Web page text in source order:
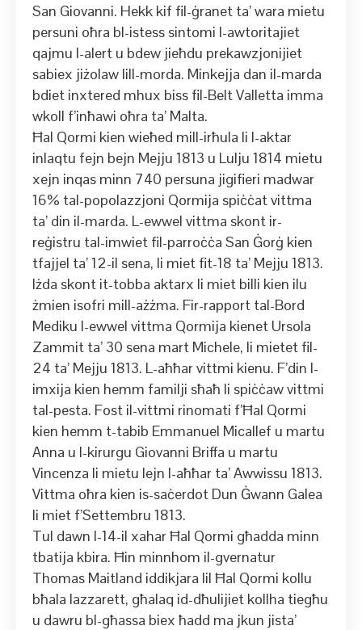
San Giovanni. Hekk kif fil-ġranet ta’ wara mietu
persuni oħra bl-istess sintomi l-awtoritajiet
qajmu l-alert u bdew jieħdu prekawzjonijiet
sabiex jiżolaw lill-morda. Minkejja dan il-marda
bdiet inxtered mhux biss fil-Belt Valletta imma
wkoll f’inħawi oħra ta’ Malta.
Ħal Qormi kien wieħed mill-irħula li l-aktar
inlaqtu fejn bejn Mejju 1813 u Lulju 1814 mietu
xejn inqas minn 740 persuna jigifieri madwar
16% tal-popolazzjoni Qormija spiċċat vittma
ta’ din il-marda. L-ewwel vittma skont ir-
reġistru tal-imwiet fil-parroċċa San Ġorġ kien
tfajjel ta’ 12-il sena, li miet fit-18 ta’ Mejju 1813.
Iżda skont it-tobba aktarx li miet billi kien ilu
żmien isofri mill-ażżma. Fir-rapport tal-Bord
Mediku l-ewwel vittma Qormija kienet Ursola
Zammit ta’ 30 sena mart Michele, li mietet fil-
24 ta’ Mejju 1813. L-aħħar vittmi kienu. F’din l-
imxija kien hemm familji sħaħ li spiċċaw vittmi
tal-pesta. Fost il-vittmi rinomati f’Ħal Qormi
kien hemm t-tabib Emmanuel Micallef u martu
Anna u l-kirurgu Giovanni Briffa u martu
Vincenza li mietu lejn l-aħħar ta’ Awwissu 1813.
Vittma oħra kien is-saċerdot Dun Ġwann Galea
li miet f’Settembru 1813.
Tul dawn l-14-il xahar Ħal Qormi għadda minn
tbatija kbira. Ħin minnhom il-gvernatur
Thomas Maitland iddikjara lil Ħal Qormi kollu
bħala lazzarett, għalaq id-dħulijiet kollha tiegħu
u dawru bl-għassa biex ħadd ma jkun jista’